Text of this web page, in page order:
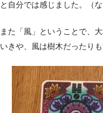
と自分では感じました。（
また「風」ということで、
いきや、風は樹木だったりも